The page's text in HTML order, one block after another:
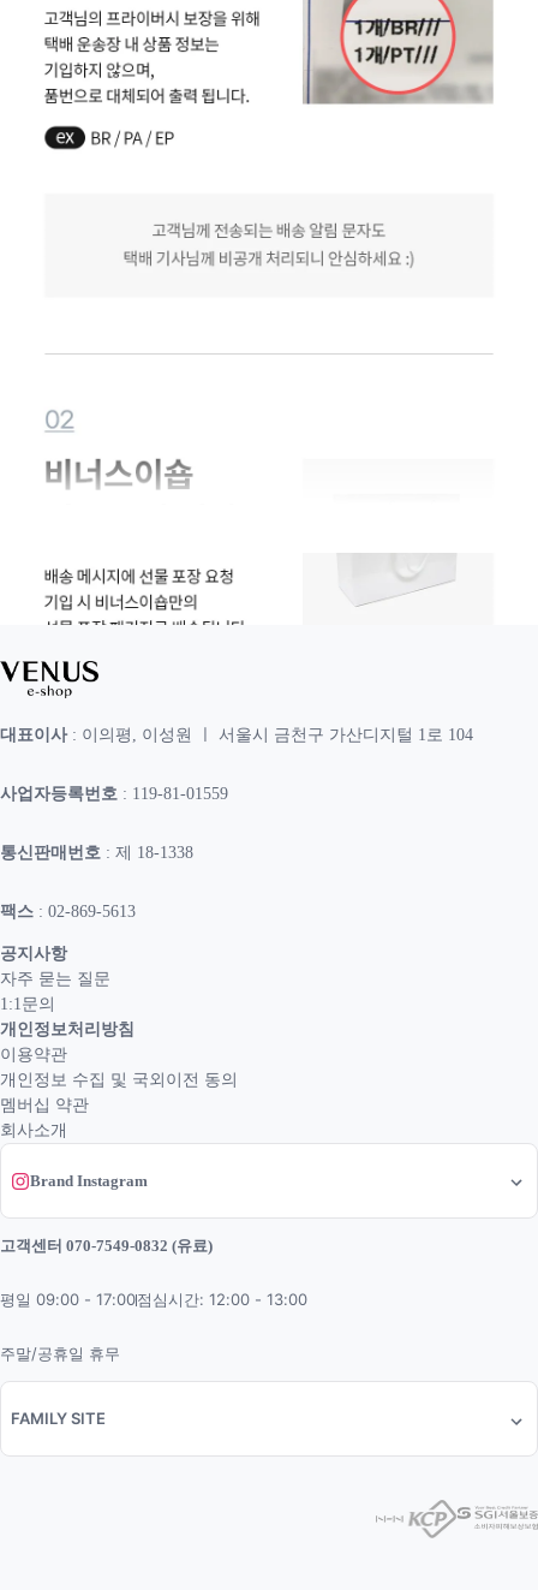
대표이사: 이의평, 이성원 ㅣ 서울시 금천구 가산디지털 1로 104
사업자등록번호 : 119-81-01559
통신판매번호 : 제 18-1338
팩스 : 02-869-5613
공지사항
자주 묻는 질문
1:1문의
개인정보처리방침
이용약관
개인정보 수집 및 국외이전 동의
멤버십 약관
회사소개
Brand Instagram
고객센터 070-7549-0832 (유료)
평일 09:00 - 17:00점심시간: 12:00 - 13:00
주말/공휴일 휴무
FAMILY SITE